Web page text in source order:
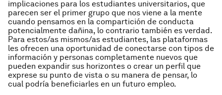
implicaciones para los estudiantes universitarios, que
parecen ser el primer grupo que nos viene a la mente
cuando pensamos en la compartición de conducta
potencialmente dañina, lo contrario también es verdad.
Para estos/as mismos/as estudiantes, las plataformas
les ofrecen una oportunidad de conectarse con tipos de
información y personas completamente nuevos que
pueden expandir sus horizontes o crear un perfil que
exprese su punto de vista o su manera de pensar, lo
cual podría beneficiarles en un futuro empleo.